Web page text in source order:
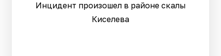
Инцидент произошел в районе скалы
Киселева